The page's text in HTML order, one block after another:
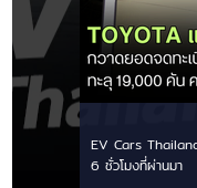
EV Cars
6 ชั่วโมงที่ผ่านมา